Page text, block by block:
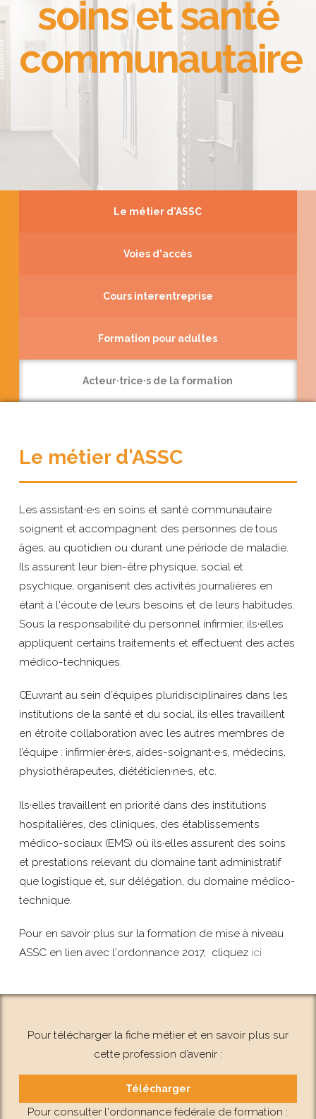
soins et santé
communautaire|
Le métier d'ASSC
Voies d'accès
Cours interentreprise
Formation pour adultes
Acteur·trice·s de la formation
Le métier d'ASSC
Les assistant·e·s en soins et santé communautaire
soignent et accompagnent des personnes de tous
âges, au quotidien ou durant une période de maladie.
Ils assurent leur bien-être physique, social et
psychique, organisent des activités journalières en
étant à l'écoute de leurs besoins et de leurs habitudes.
Sous la responsabilité du personnel infirmier, ils·elles
appliquent certains traitements et effectuent des actes
médico-techniques.
Œuvrant au sein d’équipes pluridisciplinaires dans les
institutions de la santé et du social, ils·elles travaillent
en étroite collaboration avec les autres membres de
l’équipe : infirmier·ère·s, aides-soignant·e·s, médecins,
physiothérapeutes, diététicien·ne·s, etc.
Ils·elles travaillent en priorité dans des institutions
hospitalières, des cliniques, des établissements
médico-sociaux (EMS) où ils·elles assurent des soins
et prestations relevant du domaine tant administratif
que logistique et, sur délégation, du domaine médico-
technique.
Pour en savoir plus sur la formation de mise à niveau
ASSC en lien avec l'ordonnance 2017, cliquez ici
Pour télécharger la fiche métier et en savoir plus sur
cette profession d’avenir :
Télécharger
Pour consulter l'ordonnance fédérale de formation :